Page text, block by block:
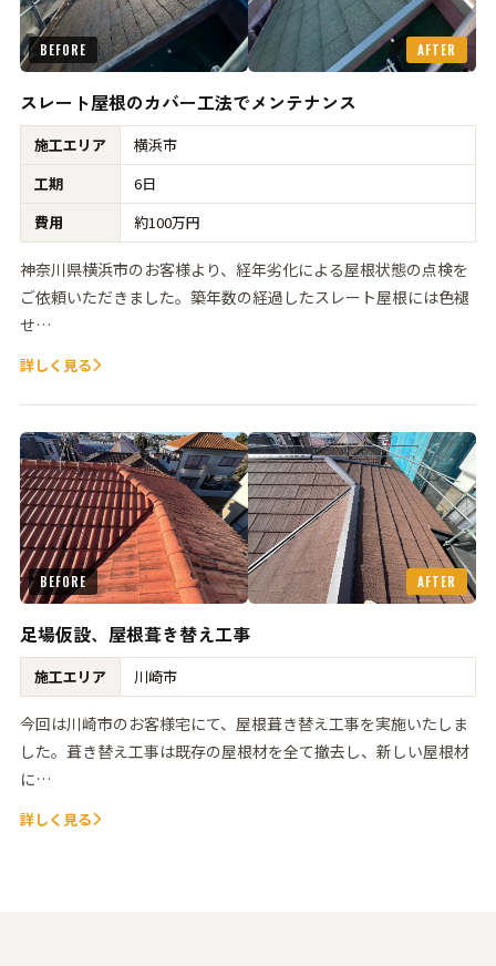
BEFORE AFTER
スレート屋根のカバー工法でメンテナンス
施工エリア
横浜市
工期
6日
費用
約100万円
神奈川県横浜市のお客様より、経年劣化による屋根状態の点検を
ご依頼いただきました。築年数の経過したスレート屋根には色褪
せ…
詳しく見る
BEFORE AFTER
足場仮設、屋根葺き替え工事
施工エリア 川崎市
今回は川崎市のお客様宅にて、屋根葺き替え工事を実施いたしま
した。葺き替え工事は既存の屋根材を全て撤去し、新しい屋根材
に…
詳しく見る